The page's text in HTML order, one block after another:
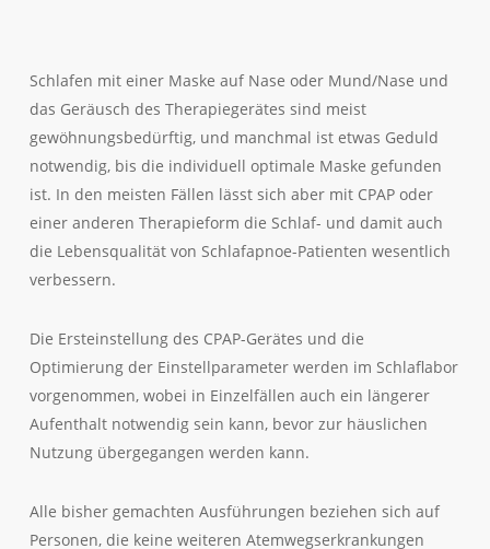
Schlafen mit einer Maske auf Nase oder Mund/Nase und
das Geräusch des Therapiegerätes sind meist
gewöhnungsbedürftig, und manchmal ist etwas Geduld
notwendig, bis die individuell optimale Maske gefunden
ist. In den meisten Fällen lässt sich aber mit CPAP oder
einer anderen Therapieform die Schlaf- und damit auch
die Lebensqualität von Schlafapnoe-Patienten wesentlich
verbessern.
Die Ersteinstellung des CPAP-Gerätes und die
Optimierung der Einstellparameter werden im Schlaflabor
vorgenommen, wobei in Einzelfällen auch ein längerer
Aufenthalt notwendig sein kann, bevor zur häuslichen
Nutzung übergegangen werden kann.
Alle bisher gemachten Ausführungen beziehen sich auf
Personen, die keine weiteren Atemwegserkrankungen